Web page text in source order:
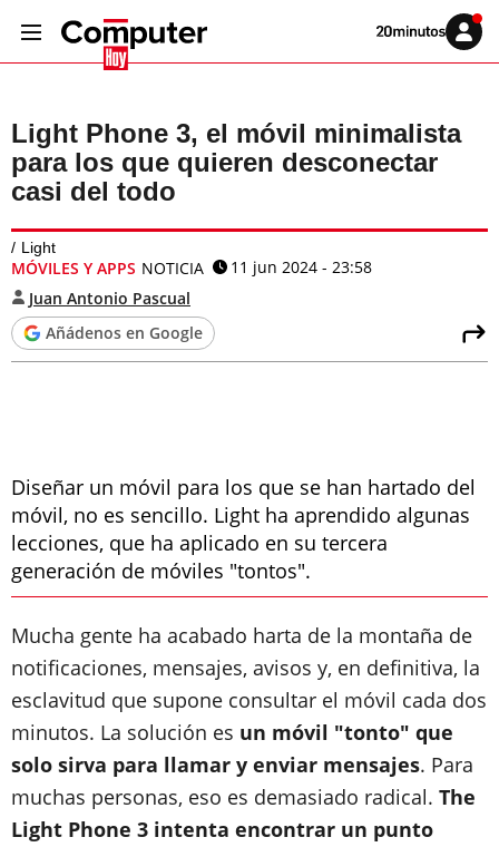
Volver
Iniciar
sesión
Light Phone 3, el móvil minimalista
para los que quieren desconectar
casi del todo
Light
MÓVILES Y APPS NOTICIA
11 jun 2024 - 23:58
Juan Antonio Pascual
Añádenos en Google
Diseñar un móvil para los que se han hartado del
móvil, no es sencillo. Light ha aprendido algunas
lecciones, que ha aplicado en su tercera
generación de móviles "tontos".
Mucha gente ha acabado harta de la montaña de
notificaciones, mensajes, avisos y, en definitiva, la
esclavitud que supone consultar el móvil cada dos
minutos. La solución es un móvil "tonto" que
solo sirva para llamar y enviar mensajes. Para
muchas personas, eso es demasiado radical. The
Light Phone 3 intenta encontrar un punto